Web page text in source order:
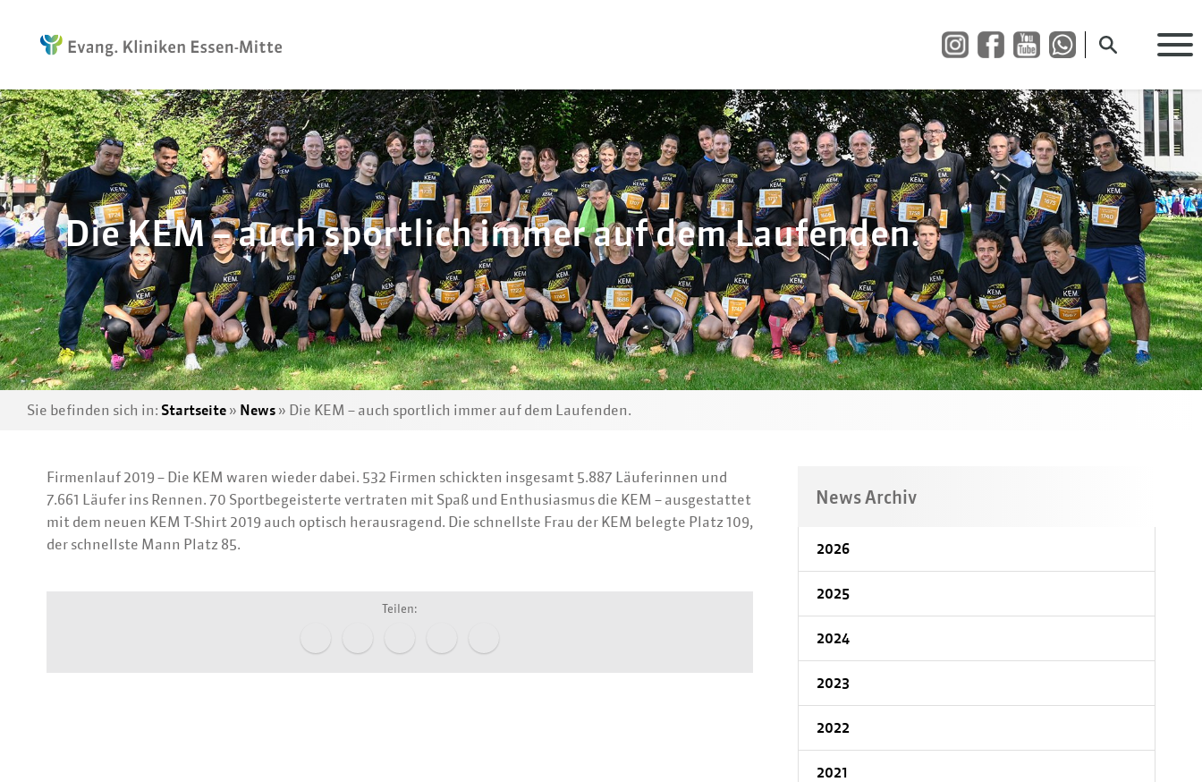
Suche öffnen
Die KEM – auch sportlich immer auf dem Laufenden.
Sie befinden sich in: Startseite » News » Die KEM – auch sportlich immer auf dem Laufenden.
Firmenlauf 2019 – Die KEM waren wieder dabei. 532 Firmen schickten insgesamt 5.887 Läuferinnen und
7.661 Läufer ins Rennen. 70 Sportbegeisterte vertraten mit Spaß und Enthusiasmus die KEM – ausgestattet
mit dem neuen KEM T-Shirt 2019 auch optisch herausragend. Die schnellste Frau der KEM belegte Platz 109,
der schnellste Mann Platz 85.
Teilen:
News Archiv
2026
2025
2024
2023
2022
2021